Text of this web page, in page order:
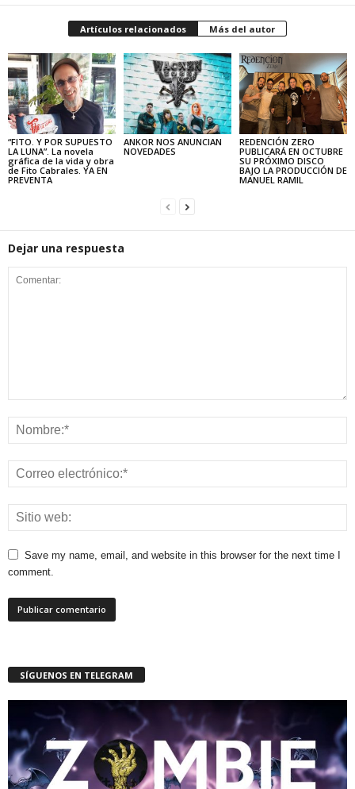
Artículos relacionados Más del autor
“FITO. Y POR SUPUESTO
LA LUNA”. La novela
gráfica de la vida y obra
de Fito Cabrales. YA EN
PREVENTA
ANKOR NOS ANUNCIAN
NOVEDADES
REDENCIÓN ZERO
PUBLICARÁ EN OCTUBRE
SU PRÓXIMO DISCO
BAJO LA PRODUCCIÓN DE
MANUEL RAMIL
Dejar una respuesta
Save my name, email, and website in this browser for the next time I
comment.
SÍGUENOS EN TELEGRAM